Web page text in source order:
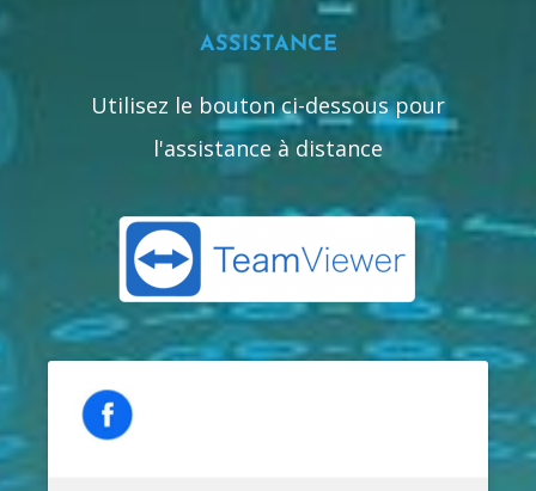
ASSISTANCE
Utilisez le bouton ci-dessous pour
l'assistance à distance